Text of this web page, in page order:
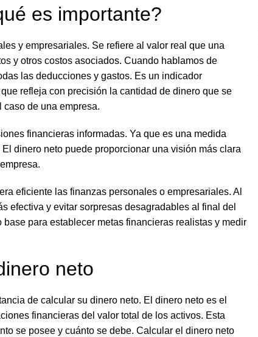
es importante?
y empresariales. Se refiere al valor real que una
y otros costos asociados. Cuando hablamos de
las deducciones y gastos. Es un indicador
refleja con precisión la cantidad de dinero que se
de una empresa.
financieras informadas. Ya que es una medida
dinero neto puede proporcionar una visión más clara
eficiente las finanzas personales o empresariales. Al
efectiva y evitar sorpresas desagradables al final del
para establecer metas financieras realistas y medir
neto
de calcular su dinero neto. El dinero neto es el
financieras del valor total de los activos. Esta
se posee y cuánto se debe. Calcular el dinero neto